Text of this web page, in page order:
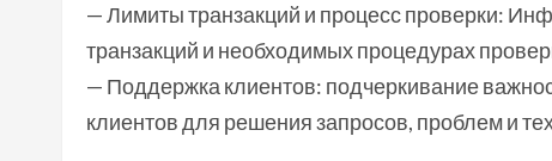
— Лимиты транзакций и процесс проверки:
транзакций и необходимых процедурах
— Поддержка клиентов: подчеркивание
клиентов для решения запросов, проблем и